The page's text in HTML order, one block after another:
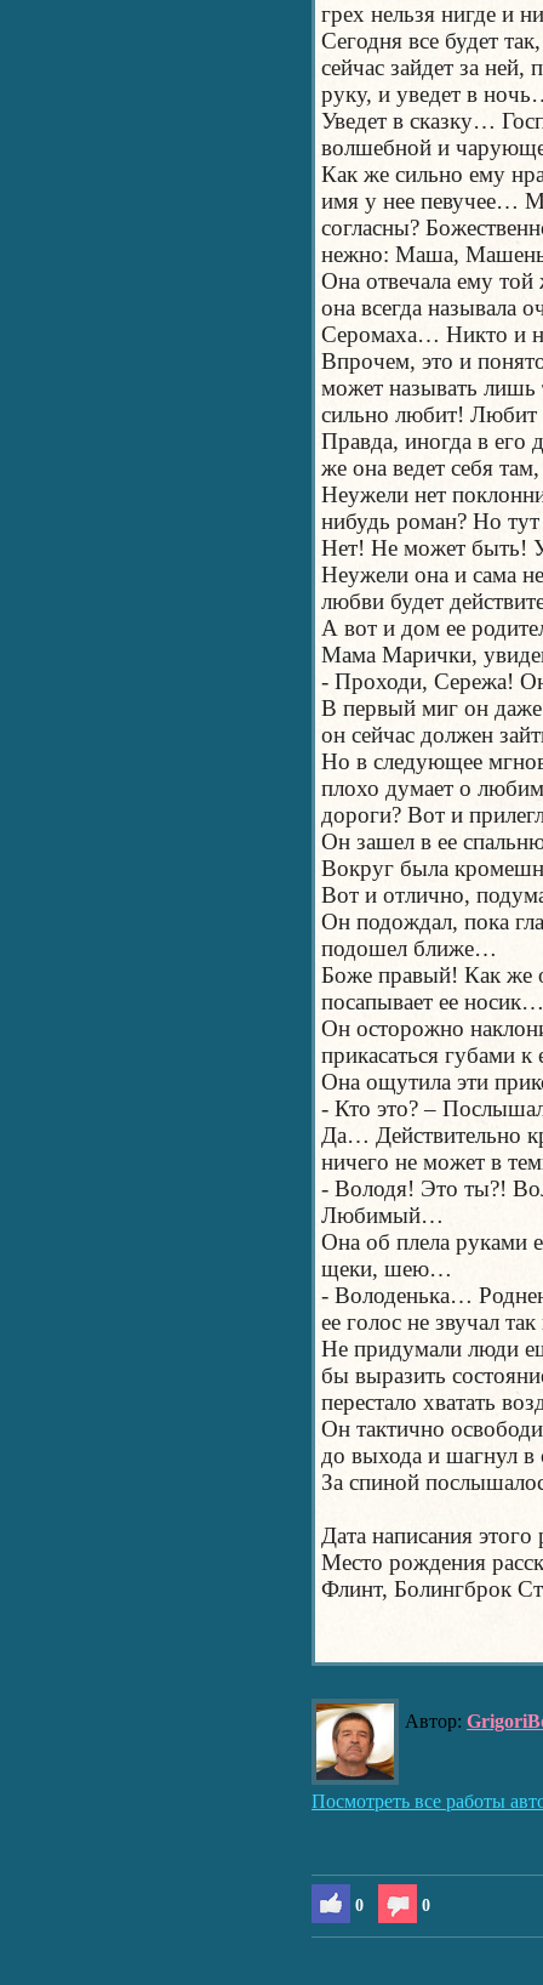
грех нельзя нигде и
Сегодня все будет
сейчас зайдет за ней,
руку, и уведет в
Уведет в сказку…
волшебной и
Как же сильно ему
имя у нее певучее…
согласны?
нежно: Маша,
Она отвечала ему
она всегда называла
Серомаха… Никто и
Впрочем, это и
может называть лишь
сильно любит!
Правда, иногда в его
же она ведет себя
Неужели нет
нибудь роман? Но
Нет! Не может быть!
Неужели она и сама
любви будет
А вот и дом ее
Мама Марички,
- Проходи, Сережа!
В первый миг он даже
он сейчас должен
Но в следующее
плохо думает о
дороги? Вот и
Он зашел в ее
Вокруг была
Вот и отлично,
Он подождал, пока
подошел ближе…
Боже правый! Как же
посапывает ее
Он осторожно
прикасаться губами
Она ощутила эти
- Кто это? –
Да… Действительно
ничего не может в
- Володя! Это ты?!
Любимый…
Она об плела руками
щеки, шею…
- Володенька…
ее голос не звучал
Не придумали люди
бы выразить
перестало хватать
Он тактично
до выхода и шагнул
За спиной
Дата написания
Место рождения
Флинт, Болингброк
Автор:
Посмотреть все работы
0 0